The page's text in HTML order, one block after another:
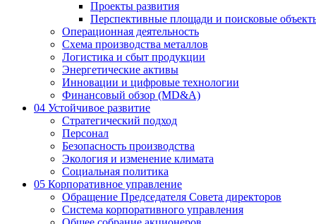
Проекты развития
Перспективные площади и поисковые
Операционная деятельность
Схема производства металлов
Логистика и сбыт продукции
Энергетические активы
Инновации и цифровые технологии
Финансовый обзор (MD&A)
04 Устойчивое развитие
Стратегический подход
Персонал
Безопасность производства
Экология и изменение климата
Социальная политика
05 Корпоративное управление
Обращение Председателя Совета директоров
Система корпоративного управления